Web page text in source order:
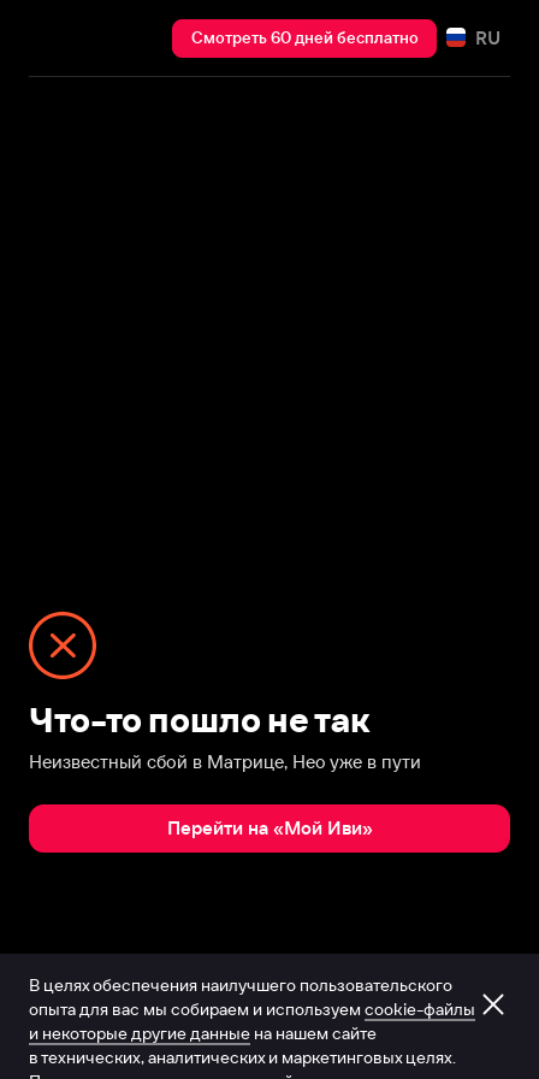
Смотреть 60 дней бесплатно RU
Что-то пошло не так
Неизвестный сбой в Матрице, Нео уже в пути
Перейти на «Мой Иви»
В целях обеспечения наилучшего пользовательского
опыта для вас мы собираем и используем cookie-файлы
и некоторые другие данные на нашем сайте
в технических, аналитических и маркетинговых целях.